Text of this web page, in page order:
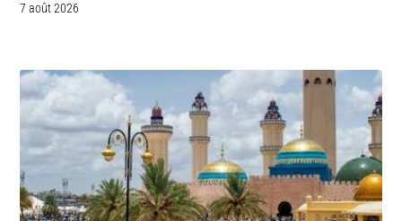
7 août 2026